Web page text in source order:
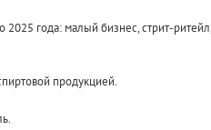
года: малый бизнес, стрит-
продукцией.